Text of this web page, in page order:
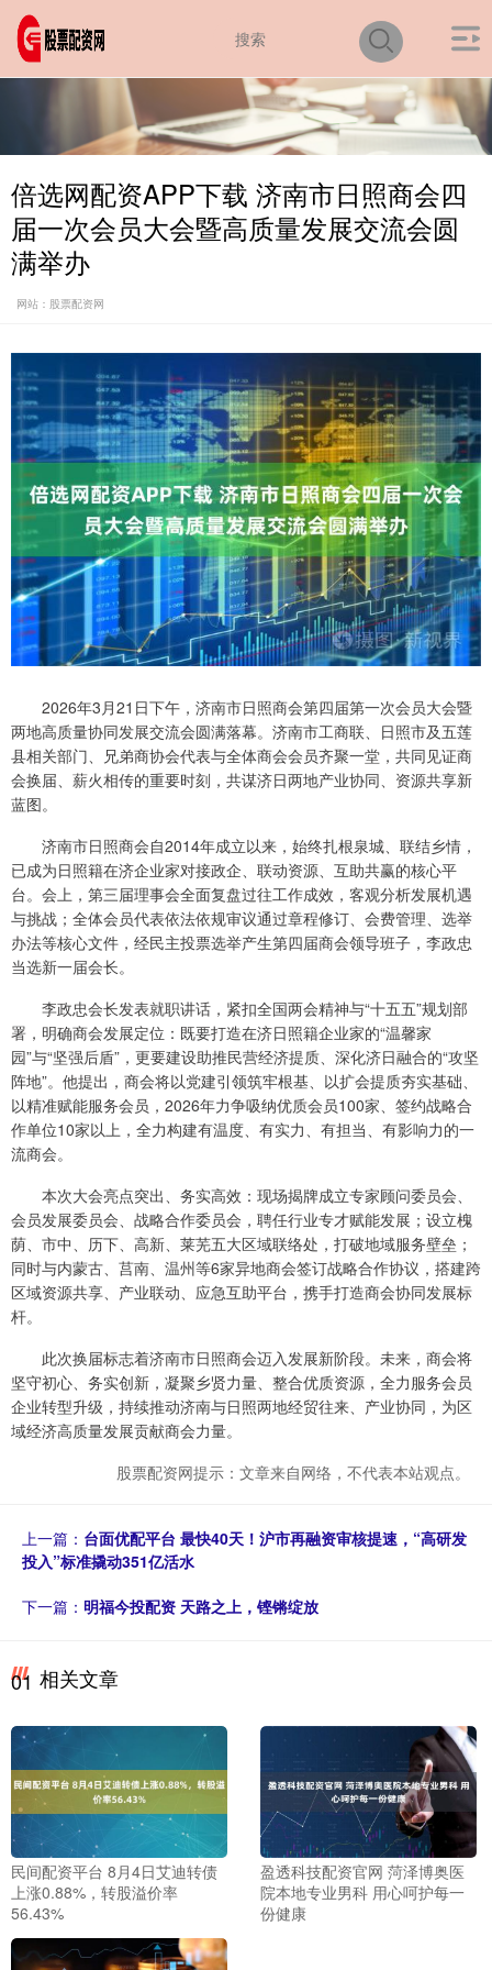
倍选网配资APP下载 济南市日照商会四
届一次会员大会暨高质量发展交流会圆
满举办
网站：股票配资网
2026年3月21日下午，济南市日照商会第四届第一次会员大会暨
两地高质量协同发展交流会圆满落幕。济南市工商联、日照市及五莲
县相关部门、兄弟商协会代表与全体商会会员齐聚一堂，共同见证商
会换届、薪火相传的重要时刻，共谋济日两地产业协同、资源共享新
蓝图。
济南市日照商会自2014年成立以来，始终扎根泉城、联结乡情，
已成为日照籍在济企业家对接政企、联动资源、互助共赢的核心平
台。会上，第三届理事会全面复盘过往工作成效，客观分析发展机遇
与挑战；全体会员代表依法依规审议通过章程修订、会费管理、选举
办法等核心文件，经民主投票选举产生第四届商会领导班子，李政忠
当选新一届会长。
李政忠会长发表就职讲话，紧扣全国两会精神与“十五五”规划部
署，明确商会发展定位：既要打造在济日照籍企业家的“温馨家
园”与“坚强后盾”，更要建设助推民营经济提质、深化济日融合的“攻坚
阵地”。他提出，商会将以党建引领筑牢根基、以扩会提质夯实基础、
以精准赋能服务会员，2026年力争吸纳优质会员100家、签约战略合
作单位10家以上，全力构建有温度、有实力、有担当、有影响力的一
流商会。
本次大会亮点突出、务实高效：现场揭牌成立专家顾问委员会、
会员发展委员会、战略合作委员会，聘任行业专才赋能发展；设立槐
荫、市中、历下、高新、莱芜五大区域联络处，打破地域服务壁垒；
同时与内蒙古、莒南、温州等6家异地商会签订战略合作协议，搭建跨
区域资源共享、产业联动、应急互助平台，携手打造商会协同发展标
杆。
此次换届标志着济南市日照商会迈入发展新阶段。未来，商会将
坚守初心、务实创新，凝聚乡贤力量、整合优质资源，全力服务会员
企业转型升级，持续推动济南与日照两地经贸往来、产业协同，为区
域经济高质量发展贡献商会力量。
股票配资网提示：文章来自网络，不代表本站观点。
上一篇： 台面优配平台 最快40天！沪市再融资审核提速，“高研发
投入”标准撬动351亿活水
下一篇： 明福今投配资 天路之上，铿锵绽放
01 相关文章
民间配资平台 8月4日艾迪转债
上涨0.88%，转股溢价率
56.43%
盈透科技配资官网 菏泽博奥医
院本地专业男科 用心呵护每一
份健康